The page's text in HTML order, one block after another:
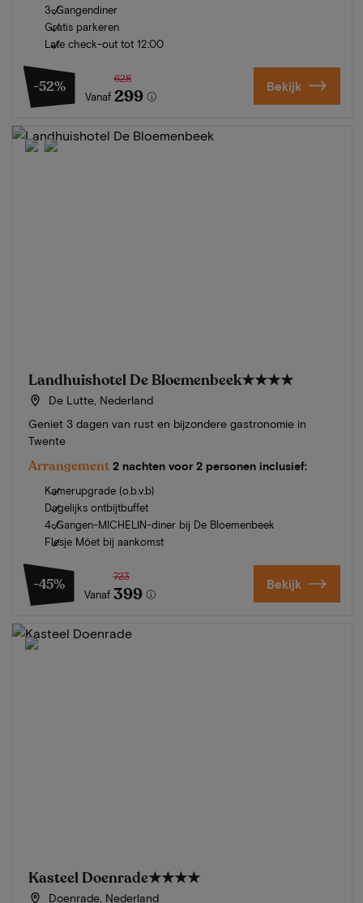
3-Gangendiner
Gratis parkeren
Late check-out tot 12:00
-52%
Vanaf
628
299 Bekijk
Landhuishotel De Bloemenbeek★★★★
De Lutte, Nederland
Geniet 3 dagen van rust en bijzondere gastronomie in
Twente
Arrangement 2 nachten voor 2 personen inclusief:
Kamerupgrade (o.b.v.b)
Dagelijks ontbijtbuffet
4-Gangen-MICHELIN-diner bij De Bloemenbeek
Flesje Möet bij aankomst
-45%
Vanaf
723
399 Bekijk
Kasteel Doenrade★★★★
Doenrade, Nederland